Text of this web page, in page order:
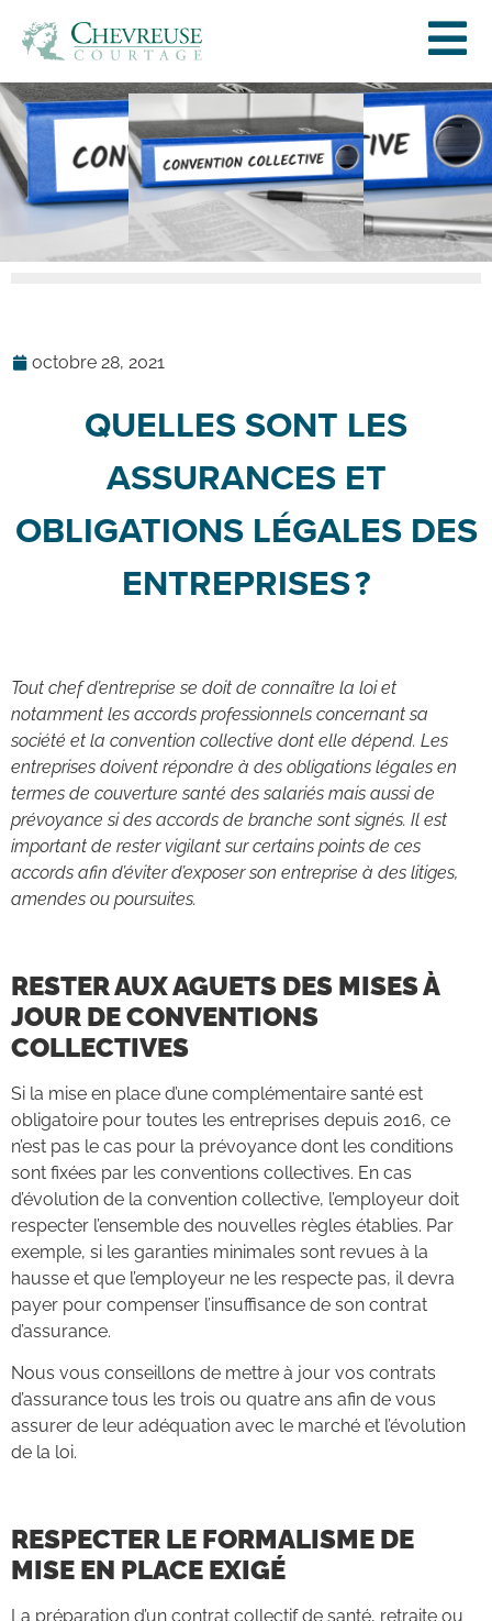
octobre 28, 2021
QUELLES SONT LES
ASSURANCES ET
OBLIGATIONS LÉGALES DES
ENTREPRISES ?
Tout chef d’entreprise se doit de connaître la loi et
notamment les accords professionnels concernant sa
société et la convention collective dont elle dépend. Les
entreprises doivent répondre à des obligations légales en
termes de couverture santé des salariés mais aussi de
prévoyance si des accords de branche sont signés. Il est
important de rester vigilant sur certains points de ces
accords afin d’éviter d’exposer son entreprise à des litiges,
amendes ou poursuites.
RESTER AUX AGUETS DES MISES À
JOUR DE CONVENTIONS
COLLECTIVES
Si la mise en place d’une complémentaire santé est
obligatoire pour toutes les entreprises depuis 2016, ce
n’est pas le cas pour la prévoyance dont les conditions
sont fixées par les conventions collectives. En cas
d’évolution de la convention collective, l’employeur doit
respecter l’ensemble des nouvelles règles établies. Par
exemple, si les garanties minimales sont revues à la
hausse et que l’employeur ne les respecte pas, il devra
payer pour compenser l’insuffisance de son contrat
d’assurance.
Nous vous conseillons de mettre à jour vos contrats
d’assurance tous les trois ou quatre ans afin de vous
assurer de leur adéquation avec le marché et l’évolution
de la loi.
RESPECTER LE FORMALISME DE
MISE EN PLACE EXIGÉ
La préparation d’un contrat collectif de santé, retraite ou